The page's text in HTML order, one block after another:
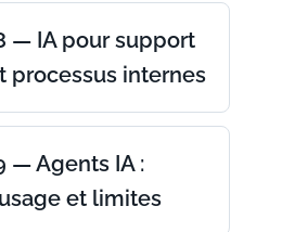
— IA pour support
processus internes
— Agents IA :
et limites